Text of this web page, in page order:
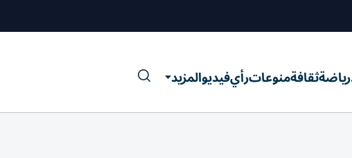
رياضةثقافةمنوعاترأيفيديوالمزيد